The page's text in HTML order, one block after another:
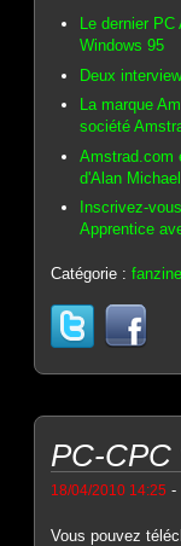
Le dernier
Windows 95
Deux
La marque
société
Amstrad.com
d'Alan
Inscrivez-
Apprentice
Catégorie :
PC-CPC
18/04/2010 14:25 -
Vous pouvez